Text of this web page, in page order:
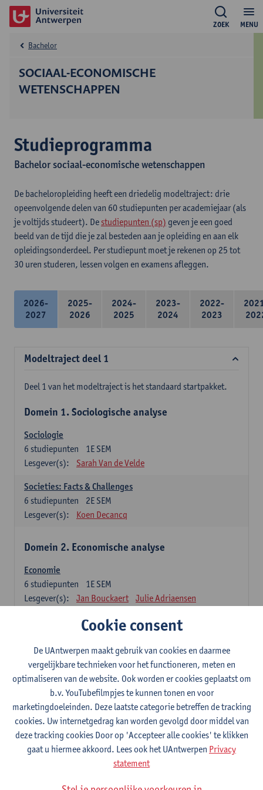
MENU
ZOEK
SOCIAAL-ECONOMISCHE
WETENSCHAPPEN
Bachelor
Studieprogramma
Bachelor sociaal-economische wetenschappen
De bacheloropleiding heeft een driedelig modeltraject: drie
opeenvolgende delen van 60 studiepunten per academiejaar (als
je voltijds studeert). De studiepunten (sp) geven je een goed
beeld van de tijd die je zal besteden aan je opleiding en aan elk
opleidingsonderdeel. Per studiepunt moet je rekenen op 25 tot
30 uren studeren, lessen volgen en examens afleggen.
2026-
2027
2025-
2026
2024-
2025
2023-
2024
2022-
2023
Modeltraject deel 1
Deel 1 van het modeltraject is het standaard startpakket.
Domein 1. Sociologische analyse
Sociologie
1E SEM
6 studiepunten
Lesgever(s):
Sarah Van de Velde
Societies: Facts & Challenges
2E SEM
6 studiepunten
Lesgever(s):
Koen Decancq
Domein 2. Economische analyse
Economie
1E SEM
6 studiepunten
Lesgever(s):
Jan Bouckaert Julie Adriaensen
Domein 3. Bedrijfseconomie
Accountancy
1E/2E SEM
6studiepunten
Lesgever(s):
Tom Van Caneghem Christine Lippens
Domein 6. Kwantitatieve methoden
Beschrijvende statistiek en kansrekenen
2E SEM
3studiepunten
Stephan Van der Veeken
Cookie consent
De UAntwerpen maakt gebruik van cookies en daarmee
vergelijkbare technieken voor het functioneren, meten en
optimaliseren van de website. Ook worden er cookies geplaatst om
b.v. YouTubefilmpjes te kunnen tonen en voor
marketingdoeleinden. Deze laatste categorie betreffen de tracking
cookies. Uw internetgedrag kan worden gevolgd door middel van
deze tracking cookies Door op 'Accepteer alle cookies' te klikken
gaat u hiermee akkoord. Lees ook het UAntwerpen Privacy
statement